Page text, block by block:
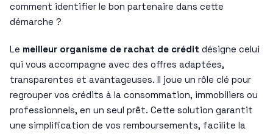
comment identifier le bon partenaire dans cette
démarche ?
Le meilleur organisme de rachat de crédit désigne celui
qui vous accompagne avec des offres adaptées,
transparentes et avantageuses. Il joue un rôle clé pour
regrouper vos crédits à la consommation, immobiliers ou
professionnels, en un seul prêt. Cette solution garantit
une simplification de vos remboursements, facilite la